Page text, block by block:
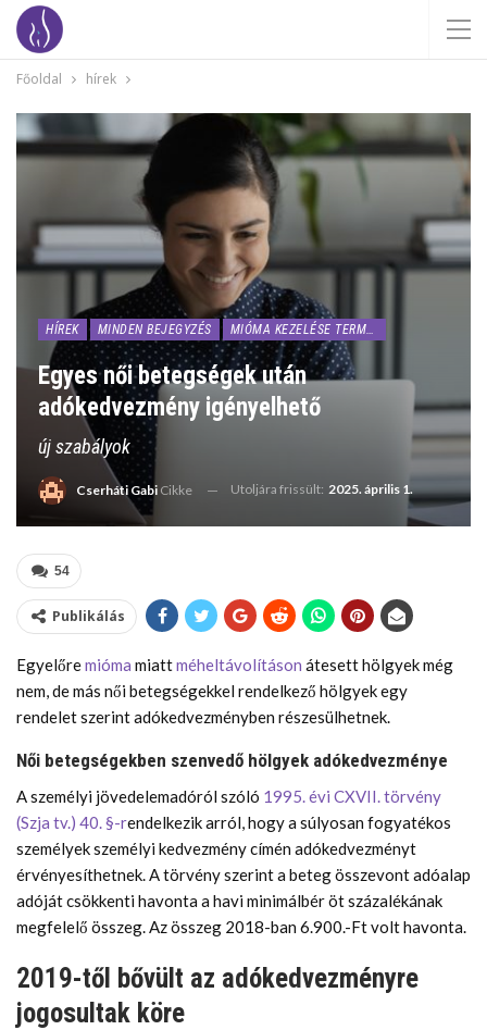
Főoldal hírek
HÍREK MINDEN BEJEGYZÉS MIÓMA KEZELÉSE TERMÉSZETESEN
Egyes női betegségek után
adókedvezmény igényelhető
új szabályok
Cserháti Gabi Cikke Utoljára frissült: 2025. április 1.
54
Publikálás
Egyelőremióma miattméheltávolításon átesett hölgyek még
nem, de más női betegségekkel rendelkező hölgyek egy
rendelet szerint adókedvezményben részesülhetnek.
Női betegségekben szenvedő hölgyek adókedvezménye
A személyi jövedelemadóról szóló 1995. évi CXVII. törvény
(Szja tv.) 40. §-rendelkezik arról, hogy a súlyosan fogyatékos
személyek személyi kedvezmény címén adókedvezményt
érvényesíthetnek. A törvény szerint a beteg összevont adóalap
adóját csökkenti havonta a havi minimálbér öt százalékának
megfelelő összeg. Az összeg 2018-ban 6.900.-Ft volt havonta.
2019-től bővült az adókedvezményre
jogosultak köre